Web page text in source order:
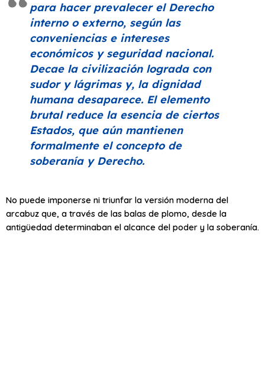
para hacer prevalecer el Derecho
interno o externo, según las
conveniencias e intereses
económicos y seguridad nacional.
Decae la civilización lograda con
sudor y lágrimas y, la dignidad
humana desaparece. El elemento
brutal reduce la esencia de ciertos
Estados, que aún mantienen
formalmente el concepto de
soberanía y Derecho.
No puede imponerse ni triunfar la versión moderna del
arcabuz que, a través de las balas de plomo, desde la
antigüedad determinaban el alcance del poder y la soberanía.